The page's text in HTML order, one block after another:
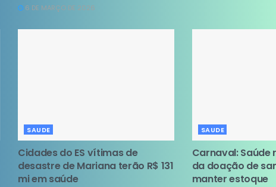
6 DE MARÇO DE 2026
SAUDE
Cidades do ES vítimas de
desastre de Mariana terão R$ 131
mi em saúde
SAUDE
Carnaval:
da doação de
manter estoque